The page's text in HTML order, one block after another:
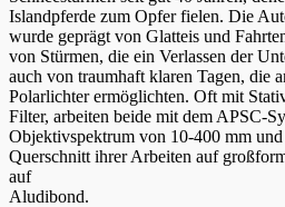
Islandpferde zum Opfer fielen. Die
wurde geprägt von Glatteis und
von Stürmen, die ein Verlassen der
auch von traumhaft klaren Tagen, die
Polarlichter ermöglichten. Oft mit
Filter, arbeiten beide mit dem APSC-
Objektivspektrum von 10-400 mm und
Querschnitt ihrer Arbeiten auf
auf
Aludibond.